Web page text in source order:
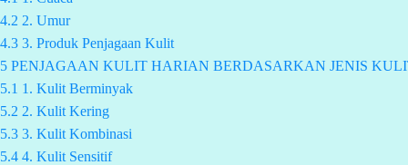
4.2 2. Umur
4.3 3. Produk Penjagaan Kulit
5 PENJAGAAN KULIT HARIAN BERDASARKAN JENIS
5.1 1. Kulit Berminyak
5.2 2. Kulit Kering
5.3 3. Kulit Kombinasi
5.4 4. Kulit Sensitif